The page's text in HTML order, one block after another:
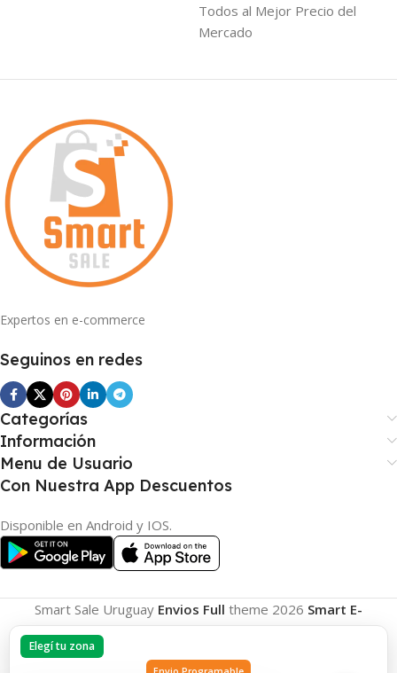
Elegí tu zona
Todos al Mejor Precio del
Mercado
Expertos en e-commerce
Seguinos en redes
Categorías
Información
Menu de Usuario
Con Nuestra App Descuentos
Disponible en Android y IOS.
Smart Sale Uruguay Envios Full theme 2026 Smart E-
Commerce.